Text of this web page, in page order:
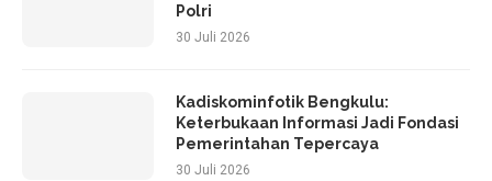
Polri
30 Juli 2026
Kadiskominfotik Bengkulu:
Keterbukaan Informasi Jadi Fondasi
Pemerintahan Tepercaya
30 Juli 2026